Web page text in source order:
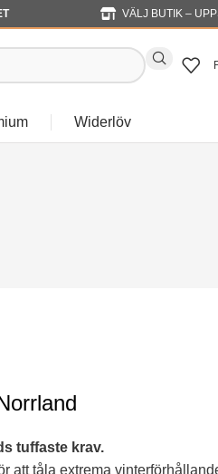
VÄLJ BUTIK –
Widerlöv
tuffaste krav.
att tåla extrema